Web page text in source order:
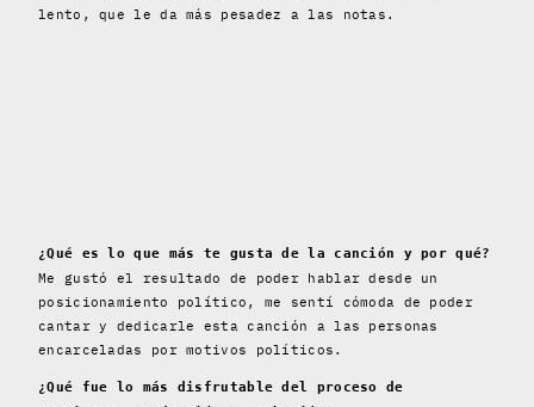
lento, que le da más pesadez a las notas.
¿Qué es lo que más te gusta de la canción y por qué?
Me gustó el resultado de poder hablar desde un
posicionamiento político, me sentí cómoda de poder
cantar y dedicarle esta canción a las personas
encarceladas por motivos políticos.
¿Qué fue lo más disfrutable del proceso de